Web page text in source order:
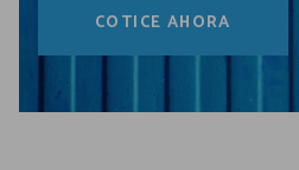
COTICE AHORA